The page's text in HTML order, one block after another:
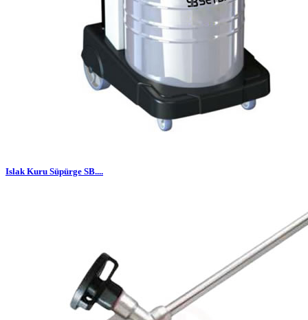
Islak Kuru Süpürge SB....